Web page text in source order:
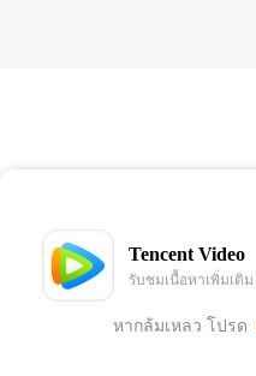
Tencent Video
รับชมเนื้อหาเพิ่มเติม
หากล้มเหลว โปรด